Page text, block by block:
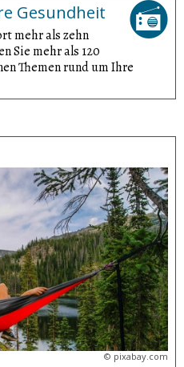
Gesundheit
mehr als zehn
Sie mehr als 120
Themen rund um Ihre
© pixabay.com